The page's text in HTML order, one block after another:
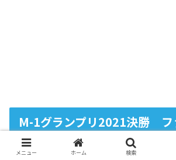
M-1グランプリ2021決勝 フ
ンドの得点結果と審査員の感
メニュー ホーム 検索